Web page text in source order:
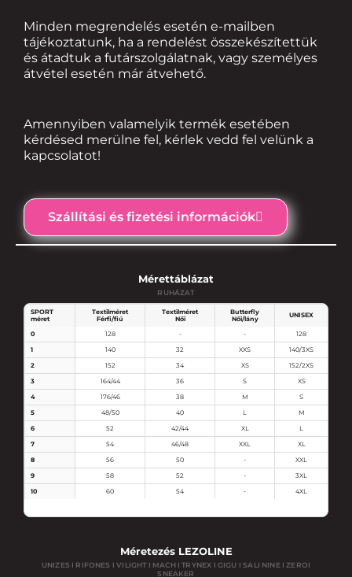
Minden megrendelés esetén e-mailben
tájékoztatunk, ha a rendelést összekészítettük
és átadtuk a futárszolgálatnak, vagy személyes
átvétel esetén már átvehető.
Amennyiben valamelyik termék esetében
kérdésed merülne fel, kérlek vedd fel velünk a
kapcsolatot!
Szállítási és fizetési információk
Mérettáblázat
RUHÁZAT
SPORT
méret
Textilméret
Férfi/fiú
Textilméret
Női
Butterfly
Női/lány
UNISEX
0 128 - -
128
1
140 32 XXS
140/3XS
2
152 34 XS
152/2XS
3
164/44 36 S
XS
4
176/46 38 M
S
5
48/50 40 L
M
6
52 42/44 XL
L
7
54 46/48 XXL
XL
8
56 50 -
XXL
9
58 52 -
3XL
10
60 54 - 4XL
Méretezés LEZOLINE
UNIZES I RIFONES I VILIGHT I MACH I TRYNEX I GIGU I SALI NINE I ZEROI
SNEAKER